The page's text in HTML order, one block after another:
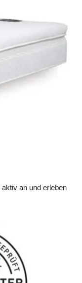
an und erleben